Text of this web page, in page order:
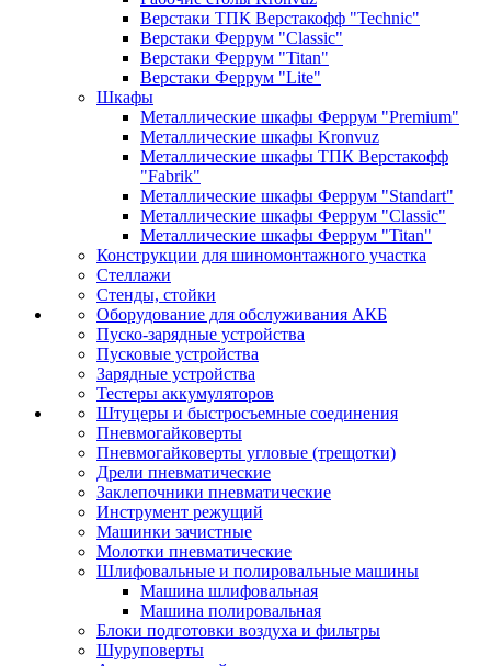
Верстаки ТПК Верстакофф "Technic"
Верстаки Феррум "Classic"
Верстаки Феррум "Titan"
Верстаки Феррум "Lite"
Шкафы
Металлические шкафы Феррум "Premium"
Металлические шкафы Kronvuz
Металлические шкафы ТПК Верстакофф
"Fabrik"
Металлические шкафы Феррум "Standart"
Металлические шкафы Феррум "Classic"
Металлические шкафы Феррум "Titan"
Конструкции для шиномонтажного участка
Стеллажи
Стенды, стойки
Оборудование для обслуживания АКБ
Пуско-зарядные устройства
Пусковые устройства
Зарядные устройства
Тестеры аккумуляторов
Штуцеры и быстросъемные соединения
Пневмогайковерты
Пневмогайковерты угловые (трещотки)
Дрели пневматические
Заклепочники пневматические
Инструмент режущий
Машинки зачистные
Молотки пневматические
Шлифовальные и полировальные машины
Машина шлифовальная
Машина полировальная
Блоки подготовки воздуха и фильтры
Шуруповерты